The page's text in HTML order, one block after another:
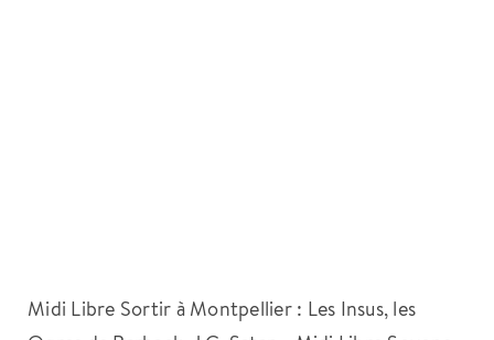
Midi Libre Sortir à Montpellier : Les Insus, les